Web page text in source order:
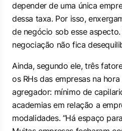
depender de uma única
dessa taxa. Por isso,
de negócio sob esse
negociação não fica
Ainda, segundo ele, três
os RHs das empresas na
agregador: mínimo de
academias em relação a
modalidades. “Há espaço